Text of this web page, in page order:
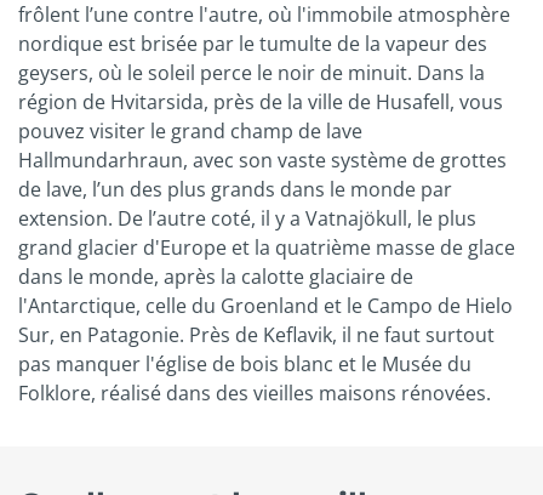
frôlent l’une contre l'autre, où l'immobile atmosphère
nordique est brisée par le tumulte de la vapeur des
geysers, où le soleil perce le noir de minuit. Dans la
région de Hvitarsida, près de la ville de Husafell, vous
pouvez visiter le grand champ de lave
Hallmundarhraun, avec son vaste système de grottes
de lave, l’un des plus grands dans le monde par
extension. De l’autre coté, il y a Vatnajökull, le plus
grand glacier d'Europe et la quatrième masse de glace
dans le monde, après la calotte glaciaire de
l'Antarctique, celle du Groenland et le Campo de Hielo
Sur, en Patagonie. Près de Keflavik, il ne faut surtout
pas manquer l'église de bois blanc et le Musée du
Folklore, réalisé dans des vieilles maisons rénovées.